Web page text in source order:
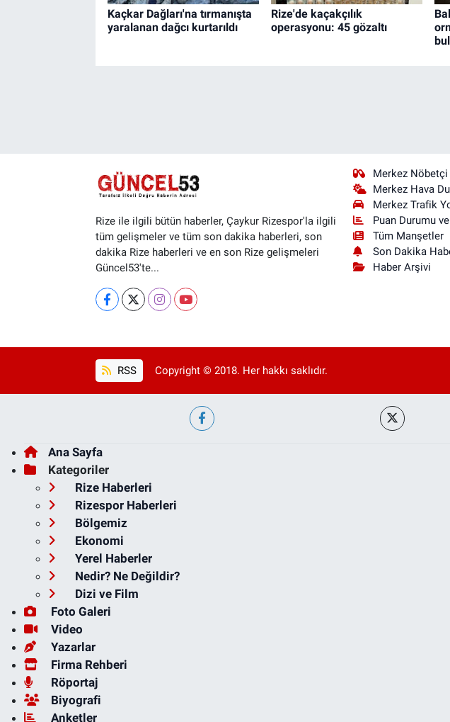
Kaçkar Dağları'na tırmanışta
yaralanan dağcı kurtarıldı
Rize'de kaçakçılık
operasyonu: 45 gözaltı
Rize ile ilgili bütün haberler, Çaykur Rizespor'la ilgili
tüm gelişmeler ve tüm son dakika haberleri, son
dakika Rize haberleri ve en son Rize gelişmeleri
Güncel53'te...
Merkez Nöbetçi
Merkez Hava
Merkez Trafik
Puan Durumu
Tüm Manşetler
Son Dakika
Haber Arşivi
RSS Copyright © 2018. Her hakkı saklıdır.
Ana Sayfa
Kategoriler
Rize Haberleri
Rizespor Haberleri
Bölgemiz
Ekonomi
Yerel Haberler
Nedir? Ne Değildir?
Dizi ve Film
Foto Galeri
Video
Yazarlar
Firma Rehberi
Röportaj
Biyografi
Anketler